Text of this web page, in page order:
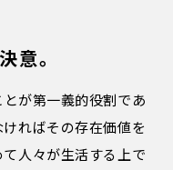
意。
が第一義的役割であ
ればその存在価値を
人々が生活する上で